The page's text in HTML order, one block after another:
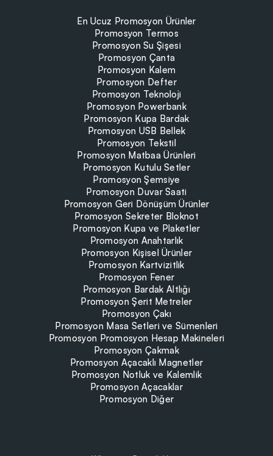
En Ucuz Promosyon Ürünler
Promosyon Termos
Promosyon Su Şişesi
Promosyon Çanta
Promosyon Kalem
Promosyon Defter
Promosyon Teknoloji
Promosyon Powerbank
Promosyon Kupa Bardak
Promosyon USB Bellek
Promosyon Tekstil
Promosyon Matbaa Ürünleri
Promosyon Kutulu Setler
Promosyon Şemsiye
Promosyon Duvar Saati
Promosyon Geri Dönüşüm Ürünler
Promosyon Sekreter Bloknot
Promosyon Kupa ve Plaketler
Promosyon Anahtarlık
Promosyon Kişisel Ürünler
Promosyon Kartvizitlik
Promosyon Fener
Promosyon Bardak Altlığı
Promosyon Şerit Metreler
Promosyon Çakı
Promosyon Masa Setleri ve Sümenleri
Promosyon Promosyon Hesap Makineleri
Promosyon Çakmak
Promosyon Açacaklı Magnetler
Promosyon Notluk ve Kalemlik
Promosyon Açacaklar
Promosyon Diğer